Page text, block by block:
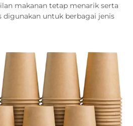
makanan tetap menarik serta
digunakan untuk berbagai jenis